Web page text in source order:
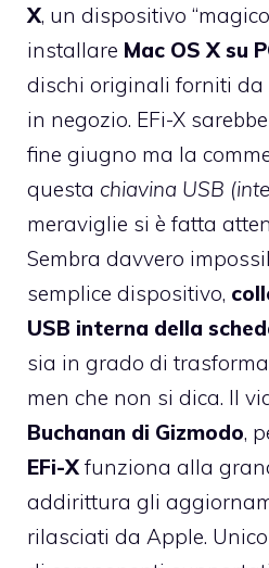
X, un dispositivo
installare Mac OS X su
dischi originali forniti da
in negozio. EFi-X
fine giugno ma la
questa chiavina USB
meraviglie si è fatta
Sembra davvero
semplice dispositivo,
USB interna della
sia in grado di
men che non si dica. Il
Buchanan di Gizmodo,
EFi-X funziona alla
addirittura gli
rilasciati da Apple.